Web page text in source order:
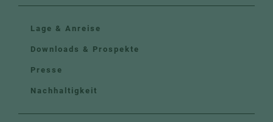
Lage & Anreise
Downloads & Prospekte
Presse
Nachhaltigkeit